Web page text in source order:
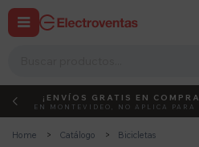

DEBUT
¡ENVÍOS GRATIS EN
EN MONTEVIDEO, NO APLICA PARA
Home Catálogo Bicicletas